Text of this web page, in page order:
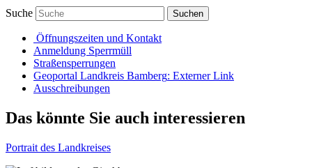
Suche Suchen
Öffnungszeiten und Kontakt
Anmeldung Sperrmüll
Straßensperrungen
Geoportal Landkreis Bamberg: Externer Link
Ausschreibungen
Das könnte Sie auch interessieren
Portrait des Landkreises